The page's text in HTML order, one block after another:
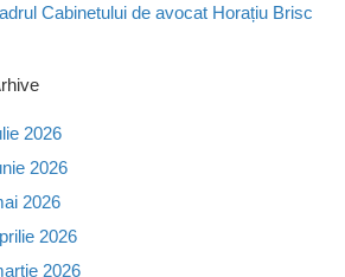
Cabinetului de avocat Horațiu Brisc
2026
2026
2026
2026
2026